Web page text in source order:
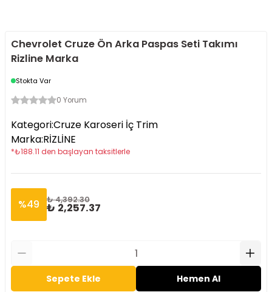
Chevrolet Cruze Ön Arka Paspas Seti Takımı
Rizline Marka
Stokta Var
0 Yorum
Kategori:Cruze Karoseri İç Trim
Marka:RİZLİNE
*₺188.11 den başlayan taksitlerle
%49 ₺ 4,392.30
₺ 2,257.37
Sepete Ekle Hemen Al